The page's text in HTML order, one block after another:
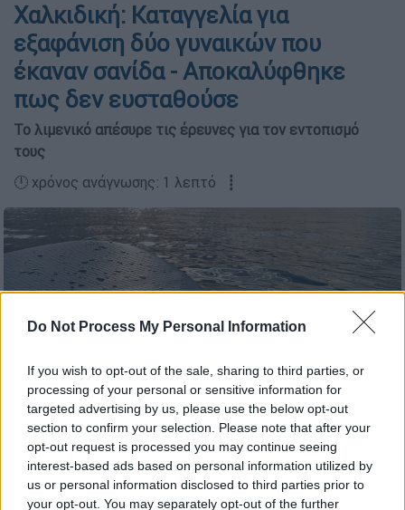
Do Not Process My Personal Information
If you wish to opt-out of the sale, sharing to third parties, or
processing of your personal or sensitive information for
targeted advertising by us, please use the below opt-out
section to confirm your selection. Please note that after your
opt-out request is processed you may continue seeing
interest-based ads based on personal information utilized by
us or personal information disclosed to third parties prior to
your opt-out. You may separately opt-out of the further
Χαλκιδική: Καταγγελία για
εξαφάνιση δύο γυναικών που
έκαναν σανίδα - Αποκαλύφθηκε
πως δεν ευσταθούσε
Το λιμενικό απέσυρε τις έρευνες για τον εντοπισμό
τους
🕛 χρόνος ανάγνωσης: 1 λεπτό ┋
σανίδα/unsplah